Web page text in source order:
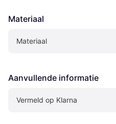
Materiaal
Materiaal
Aanvullende informatie
Vermeld op Klarna